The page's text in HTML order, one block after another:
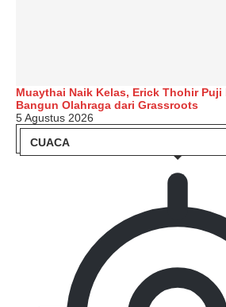
Muaythai Naik Kelas, Erick Thohir
Bangun Olahraga dari Grassroots
5 Agustus 2026
CUACA